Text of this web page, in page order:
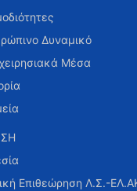
Δυναμικό
Μέσα
Επιθεώρηση Λ.Σ.-